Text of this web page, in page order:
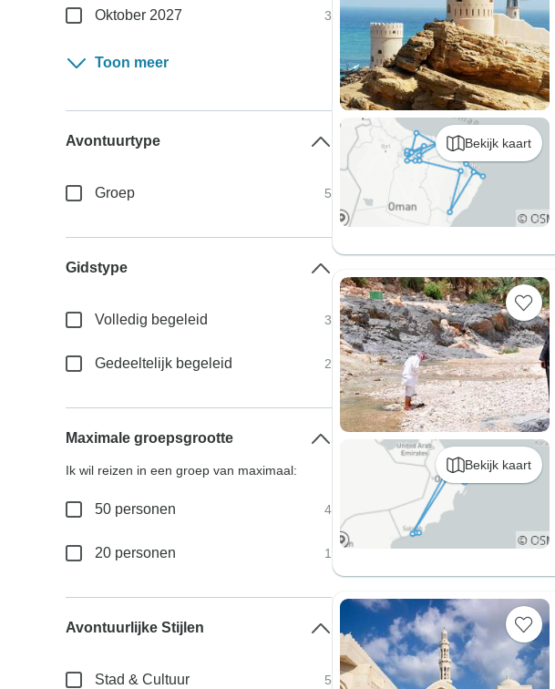
Bekijk kaart
Bekijk kaart
Oktober 2027 3
Toon meer
Avontuurtype
Groep 5
Gidstype
Volledig begeleid 3
Gedeeltelijk begeleid 2
Maximale groepsgrootte
Ik wil reizen in een groep van maximaal:
50 personen 4
20 personen 1
Avontuurlijke Stijlen
Stad & Cultuur 5